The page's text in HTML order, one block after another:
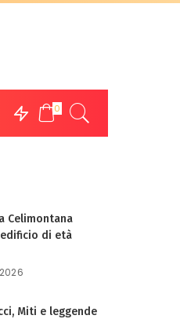
0
Celimontana
di età
Miti e leggende